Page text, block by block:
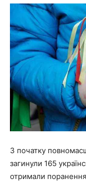
З початку
загинули 165
отримали